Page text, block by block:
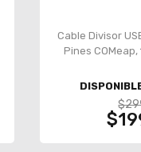
Cable Divisor
Pines